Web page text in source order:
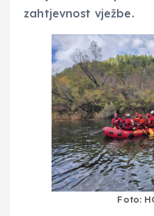
zahtjevnost vježbe.
Foto: